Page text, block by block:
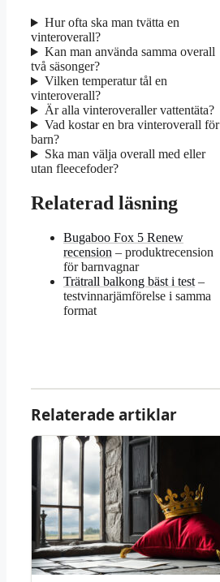
Hur ofta ska man tvätta en
vinteroverall?
Kan man använda samma overall
två säsonger?
Vilken temperatur tål en
vinteroverall?
Är alla vinteroveraller vattentäta?
Vad kostar en bra vinteroverall för
barn?
Ska man välja overall med eller
utan fleecefoder?
Relaterad läsning
Bugaboo Fox 5 Renew
recension – produktrecension
för barnvagnar
Trätrall balkong bäst i test –
testvinnarjämförelse i samma
format
Relaterade artiklar